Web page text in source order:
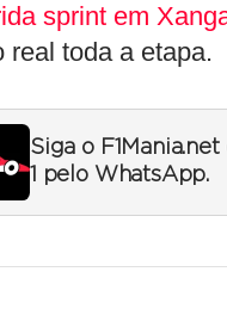
sprint em
real toda a etapa.
Siga o
1 pelo WhatsApp.